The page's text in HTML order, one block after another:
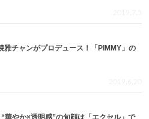
2019.7.5
雅チャンがプロデュース！「PIMMY」の
2019.6.20
華やか×透明感”の旬顔は「エクセル」で